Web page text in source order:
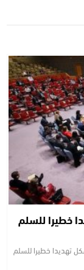
خطيرا للسلم
تهديدا خطيرا للسلم